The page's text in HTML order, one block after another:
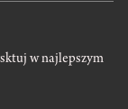
w najlepszym